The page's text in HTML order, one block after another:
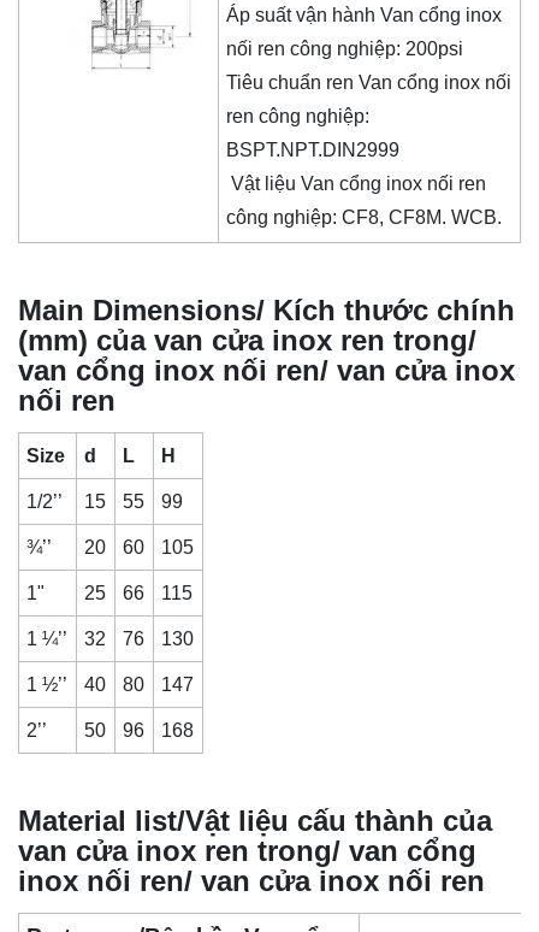
Áp suất vận hành Van cổng inox
nối ren công nghiệp: 200psi
Tiêu chuẩn ren Van cổng inox nối
ren công nghiệp:
BSPT.NPT.DIN2999
Vật liệu Van cổng inox nối ren
công nghiệp: CF8, CF8M. WCB.
Main Dimensions/ Kích thước chính
(mm) của van cửa inox ren trong/
van cổng inox nối ren/ van cửa inox
nối ren
Size d L H
1/2’’ 15 55 99
¾’’ 20 60 105
1" 25 66 115
1 ¼’’ 32 76 130
1 ½’’ 40 80 147
2’’ 50 96 168
Material list/Vật liệu cấu thành của
van cửa inox ren trong/ van cổng
inox nối ren/ van cửa inox nối ren